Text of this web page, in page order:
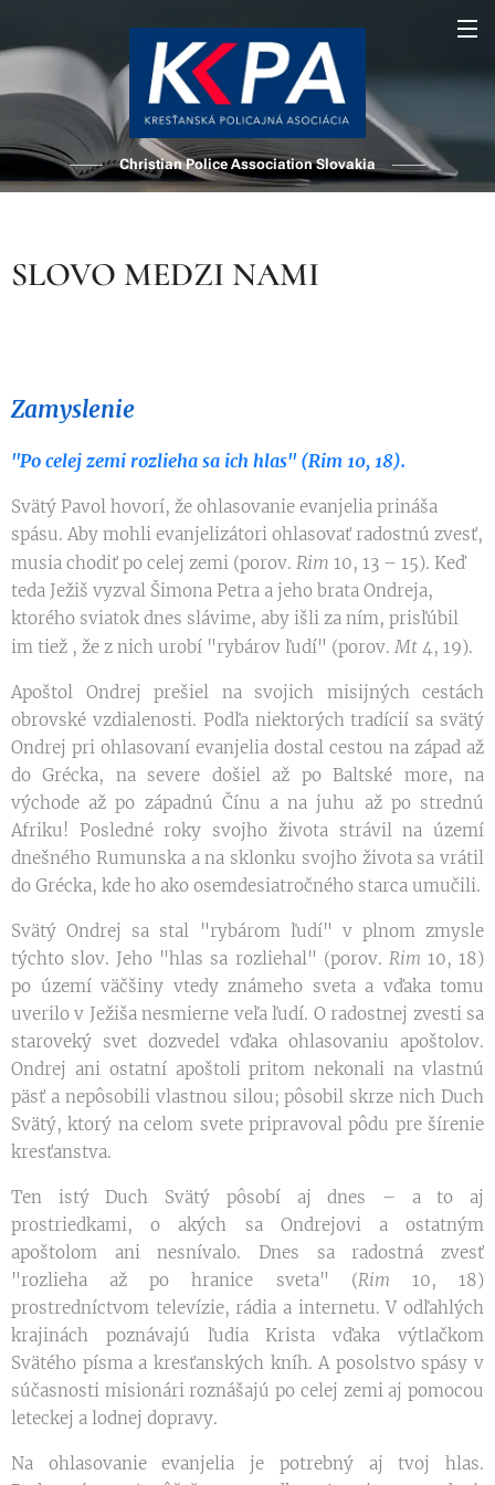
Christian Police Association Slovakia
SLOVO MEDZI NAMI
Zamyslenie
"Po celej zemi rozlieha sa ich hlas" (Rim 10, 18).
Svätý Pavol hovorí, že ohlasovanie evanjelia prináša
spásu. Aby mohli evanjelizátori ohlasovať radostnú zvesť,
musia chodiť po celej zemi (porov. Rim 10, 13 – 15). Keď
teda Ježiš vyzval Šimona Petra a jeho brata Ondreja,
ktorého sviatok dnes slávime, aby išli za ním, prisľúbil
im tiež , že z nich urobí "rybárov ľudí" (porov.Mt 4, 19).
Apoštol Ondrej prešiel na svojich misijných cestách
obrovské vzdialenosti. Podľa niektorých tradícií sa svätý
Ondrej pri ohlasovaní evanjelia dostal cestou na západ až
do Grécka, na severe došiel až po Baltské more, na
východe až po západnú Čínu a na juhu až po strednú
Afriku! Posledné roky svojho života strávil na území
dnešného Rumunska a na sklonku svojho života sa vrátil
do Grécka, kde ho ako osemdesiatročného starca umučili.
Svätý Ondrej sa stal "rybárom ľudí" v plnom zmysle
týchto slov. Jeho "hlas sa rozliehal" (porov. Rim 10, 18)
po území väčšiny vtedy známeho sveta a vďaka tomu
uverilo v Ježiša nesmierne veľa ľudí. O radostnej zvesti sa
staroveký svet dozvedel vďaka ohlasovaniu apoštolov.
Ondrej ani ostatní apoštoli pritom nekonali na vlastnú
päsť a nepôsobili vlastnou silou; pôsobil skrze nich Duch
Svätý, ktorý na celom svete pripravoval pôdu pre šírenie
kresťanstva.
Ten istý Duch Svätý pôsobí aj dnes – a to aj
prostriedkami, o akých sa Ondrejovi a ostatným
apoštolom ani nesnívalo. Dnes sa radostná zvesť
"rozlieha až po hranice sveta" (Rim 10, 18)
prostredníctvom televízie, rádia a internetu. V odľahlých
krajinách poznávajú ľudia Krista vďaka výtlačkom
Svätého písma a kresťanských kníh. A posolstvo spásy v
súčasnosti misionári roznášajú po celej zemi aj pomocou
leteckej a lodnej dopravy.
Na ohlasovanie evanjelia je potrebný aj tvoj hlas.